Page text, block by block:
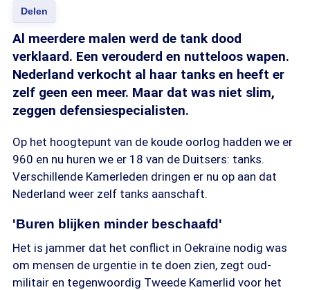
Delen
Al meerdere malen werd de tank dood
verklaard. Een verouderd en nutteloos wapen.
Nederland verkocht al haar tanks en heeft er
zelf geen een meer. Maar dat was niet slim,
zeggen defensiespecialisten.
Op het hoogtepunt van de koude oorlog hadden we er
960 en nu huren we er 18 van de Duitsers: tanks.
Verschillende Kamerleden dringen er nu op aan dat
Nederland weer zelf tanks aanschaft.
'Buren blijken minder beschaafd'
Het is jammer dat het conflict in Oekraïne nodig was
om mensen de urgentie in te doen zien, zegt oud-
militair en tegenwoordig Tweede Kamerlid voor het